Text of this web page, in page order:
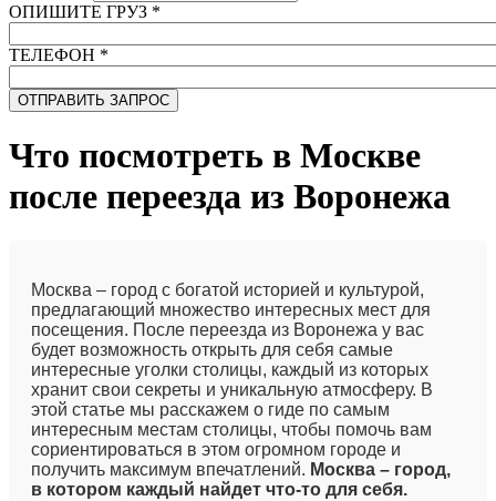
ОПИШИТЕ ГРУЗ *
ТЕЛЕФОН *
Что посмотреть в Москве
после переезда из Воронежа
Москва – город с богатой историей и культурой,
предлагающий множество интересных мест для
посещения. После переезда из Воронежа у вас
будет возможность открыть для себя самые
интересные уголки столицы, каждый из которых
хранит свои секреты и уникальную атмосферу. В
этой статье мы расскажем о гиде по самым
интересным местам столицы, чтобы помочь вам
сориентироваться в этом огромном городе и
получить максимум впечатлений. Москва – город,
в котором каждый найдет что-то для себя.